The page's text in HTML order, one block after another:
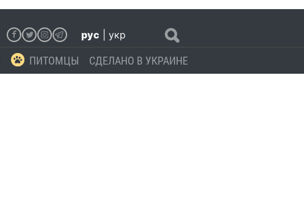
рус укр
ПИТОМЦЫ СДЕЛАНО В УКРАИНЕ